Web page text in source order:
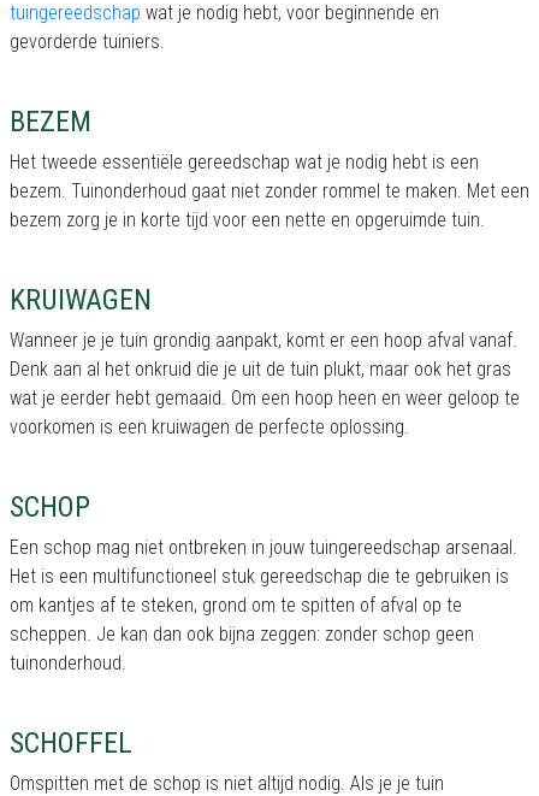
tuingereedschap wat je nodig hebt, voor beginnende en
gevorderde tuiniers.
BEZEM
Het tweede essentiële gereedschap wat je nodig hebt is een
bezem. Tuinonderhoud gaat niet zonder rommel te maken. Met een
bezem zorg je in korte tijd voor een nette en opgeruimde tuin.
KRUIWAGEN
Wanneer je je tuin grondig aanpakt, komt er een hoop afval vanaf.
Denk aan al het onkruid die je uit de tuin plukt, maar ook het gras
wat je eerder hebt gemaaid. Om een hoop heen en weer geloop te
voorkomen is een kruiwagen de perfecte oplossing.
SCHOP
Een schop mag niet ontbreken in jouw tuingereedschap arsenaal.
Het is een multifunctioneel stuk gereedschap die te gebruiken is
om kantjes af te steken, grond om te spitten of afval op te
scheppen. Je kan dan ook bijna zeggen: zonder schop geen
tuinonderhoud.
SCHOFFEL
Omspitten met de schop is niet altijd nodig. Als je je tuin